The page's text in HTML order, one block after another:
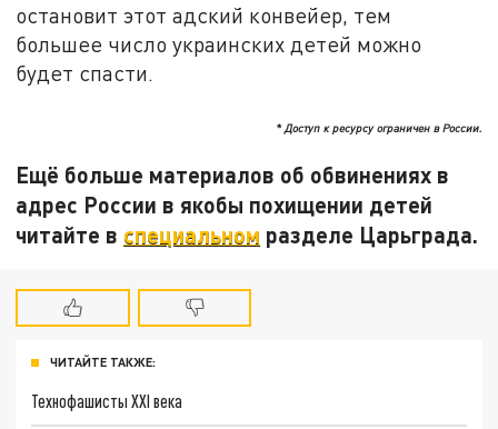
остановит этот адский конвейер, тем
большее число украинских детей можно
будет спасти.
* Доступ к ресурсу ограничен в России.
Ещё больше материалов об обвинениях в
адрес России в якобы похищении детей
читайте в специальном разделе Царьграда.
ЧИТАЙТЕ ТАКЖЕ:
Технофашисты XXI века